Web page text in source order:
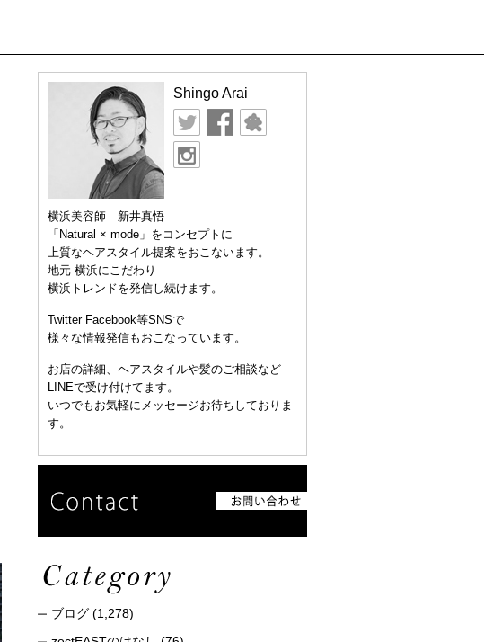
Shingo Arai
横浜美容師 新井真悟
「Natural × mode」をコンセプトに
上質なヘアスタイル提案をおこないます。
地元 横浜にこだわり
横浜トレンドを発信し続けます。
Twitter Facebook等SNSで
様々な情報発信もおこなっています。
お店の詳細、ヘアスタイルや髪のご相談など
LINEで受け付けてます。
いつでもお気軽にメッセージお待ちしておりま
す。
ブログ (1,278)